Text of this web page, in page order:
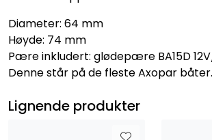
Diameter: 64 mm
Høyde: 74 mm
Pære inkludert: glødepære BA15D
Denne står på de fleste Axopar båter.
Lignende produkter